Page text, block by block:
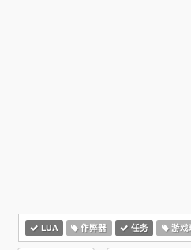
LUA 作弊器 任务 游戏